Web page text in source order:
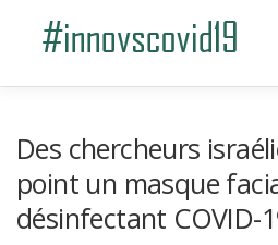
SOUMETTRE UNE INNOVATION
Des chercheurs
point un masque
désinfectant COVID-